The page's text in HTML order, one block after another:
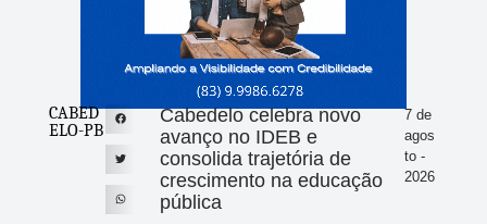
CABED
ELO-PB
Cabedelo celebra novo
avanço no IDEB e
consolida trajetória de
crescimento na educação
pública
7 de
agos
to -
2026